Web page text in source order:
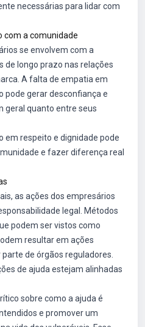
necessárias para lidar com
com a comunidade
se envolvem com a
longo prazo nas relações
A falta de empatia em
pode gerar desconfiança e
geral quanto entre seus
em respeito e dignidade pode
e fazer diferença real
as ações dos empresários
legal. Métodos
podem ser vistos como
resultar em ações
de órgãos reguladores.
de ajuda estejam alinhadas
sobre como a ajuda é
e promover um